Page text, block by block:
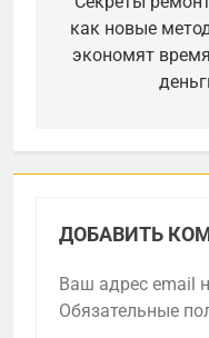
по
записям
как новые
экономят
ДОБАВИТЬ
Ваш адрес email
Обязательные